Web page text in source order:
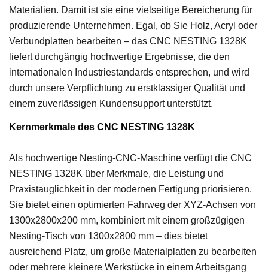
Materialien. Damit ist sie eine vielseitige Bereicherung für
produzierende Unternehmen. Egal, ob Sie Holz, Acryl oder
Verbundplatten bearbeiten – das CNC NESTING 1328K
liefert durchgängig hochwertige Ergebnisse, die den
internationalen Industriestandards entsprechen, und wird
durch unsere Verpflichtung zu erstklassiger Qualität und
einem zuverlässigen Kundensupport unterstützt.
Kernmerkmale des CNC NESTING 1328K
Als hochwertige Nesting-CNC-Maschine verfügt die CNC
NESTING 1328K über Merkmale, die Leistung und
Praxistauglichkeit in der modernen Fertigung priorisieren.
Sie bietet einen optimierten Fahrweg der XYZ-Achsen von
1300x2800x200 mm, kombiniert mit einem großzügigen
Nesting-Tisch von 1300x2800 mm – dies bietet
ausreichend Platz, um große Materialplatten zu bearbeiten
oder mehrere kleinere Werkstücke in einem Arbeitsgang